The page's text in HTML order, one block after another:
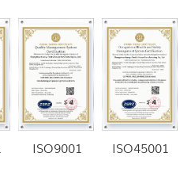
ISO9001 ISO45001